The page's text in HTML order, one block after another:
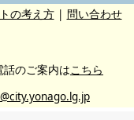
の考え方 | 問い合わせ
のご案内はこちら